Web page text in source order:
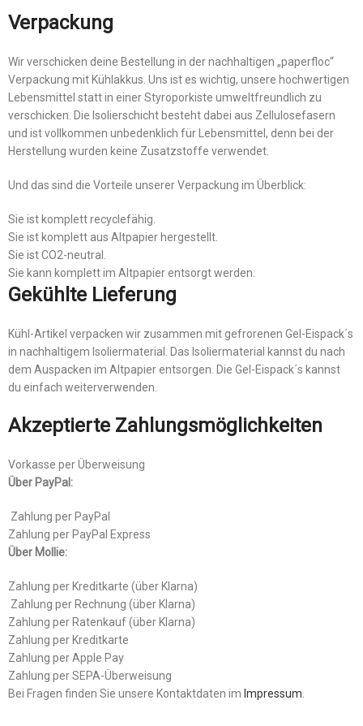
Verpackung
Wir verschicken deine Bestellung in der nachhaltigen „paperfloc“
Verpackung mit Kühlakkus. Uns ist es wichtig, unsere hochwertigen
Lebensmittel statt in einer Styroporkiste umweltfreundlich zu
verschicken. Die Isolierschicht besteht dabei aus Zellulosefasern
und ist vollkommen unbedenklich für Lebensmittel, denn bei der
Herstellung wurden keine Zusatzstoffe verwendet.
Und das sind die Vorteile unserer Verpackung im Überblick:
Sie ist komplett recyclefähig.
Sie ist komplett aus Altpapier hergestellt.
Sie ist CO2-neutral.
Sie kann komplett im Altpapier entsorgt werden.
Gekühlte Lieferung
Kühl-Artikel verpacken wir zusammen mit gefrorenen Gel-Eispack´s
in nachhaltigem Isoliermaterial. Das Isoliermaterial kannst du nach
dem Auspacken im Altpapier entsorgen. Die Gel-Eispack´s kannst
du einfach weiterverwenden.
Akzeptierte Zahlungsmöglichkeiten
Vorkasse per Überweisung
Über PayPal:
Zahlung per PayPal
Zahlung per PayPal Express
Über Mollie:
Zahlung per Kreditkarte (über Klarna)
Zahlung per Rechnung (über Klarna)
Zahlung per Ratenkauf (über Klarna)
Zahlung per Kreditkarte
Zahlung per Apple Pay
Zahlung per SEPA-Überweisung
Bei Fragen finden Sie unsere Kontaktdaten im Impressum